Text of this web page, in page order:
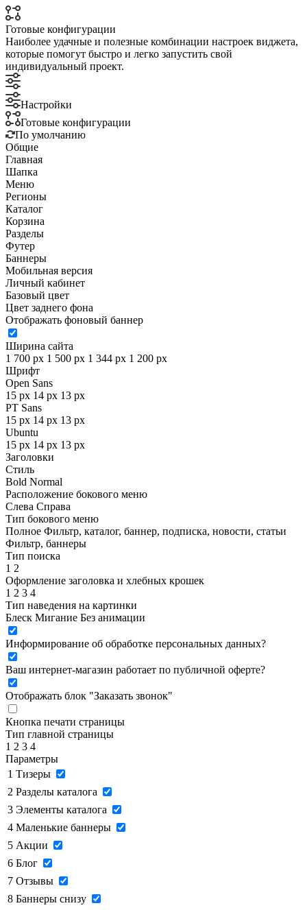
Готовые конфигурации
Наиболее удачные и полезные комбинации настроек виджета,
которые помогут быстро и легко запустить свой
индивидуальный проект.
Настройки
Готовые конфигурации
По умолчанию
Общие
Главная
Шапка
Меню
Регионы
Каталог
Корзина
Разделы
Футер
Баннеры
Мобильная версия
Личный кабинет
Базовый цвет
Цвет заднего фона
Отображать фоновый баннер
Ширина сайта
1 700 px 1 500 px 1 344 px 1 200 px
Шрифт
Open Sans
15 px 14 px 13 px
PT Sans
15 px 14 px 13 px
Ubuntu
15 px 14 px 13 px
Заголовки
Стиль
Bold Normal
Расположение бокового меню
Слева Справа
Тип бокового меню
Полное Фильтр, каталог, баннер, подписка, новости, статьи
Фильтр, баннеры
Тип поиска
1 2
Оформление заголовка и хлебных крошек
1 2 3 4
Тип наведения на картинки
Блеск Мигание Без анимации
Информирование об обработке персональных данных?
Ваш интернет-магазин работает по публичной оферте?
Отображать блок "Заказать звонок"
Кнопка печати страницы
Тип главной страницы
1 2 3 4
Параметры
1 Тизеры
2 Разделы каталога
3 Элементы каталога
4 Маленькие баннеры
5 Акции
6 Блог
7 Отзывы
8 Баннеры снизу